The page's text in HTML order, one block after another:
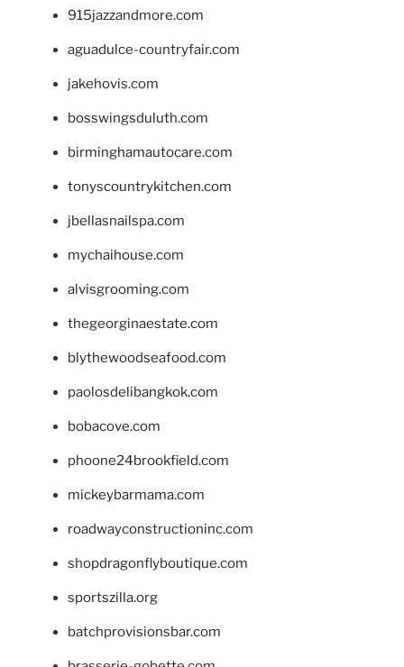
915jazzandmore.com
aguadulce-countryfair.com
jakehovis.com
bosswingsduluth.com
birminghamautocare.com
tonyscountrykitchen.com
jbellasnailspa.com
mychaihouse.com
alvisgrooming.com
thegeorginaestate.com
blythewoodseafood.com
paolosdelibangkok.com
bobacove.com
phoone24brookfield.com
mickeybarmama.com
roadwayconstructioninc.com
shopdragonflyboutique.com
sportszilla.org
batchprovisionsbar.com